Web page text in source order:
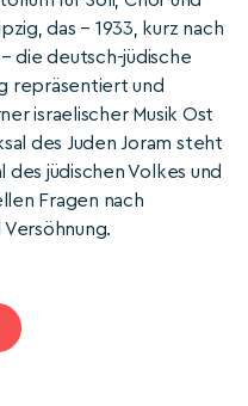
das – 1933, kurz nach
die deutsch-jüdische
repräsentiert und
israelischer Musik Ost
des Juden Joram steht
des jüdischen Volkes und
Fragen nach